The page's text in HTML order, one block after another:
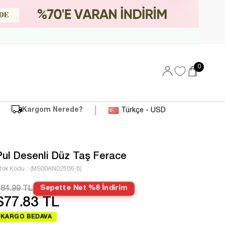
0
Kargom Nerede? Türkçe - USD
Desenli Düz Taş Ferace
Kodu (MS00AN02506-8)
TL Sepette Net %8 İndirim
TL
KARGO BEDAVA